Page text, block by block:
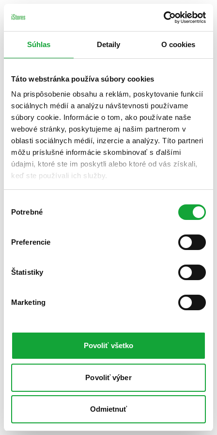
Súhlas Detaily O cookies
Táto webstránka používa súbory cookies
Na prispôsobenie obsahu a reklám, poskytovanie funkcií
sociálnych médií a analýzu návštevnosti používame
súbory cookie. Informácie o tom, ako používate naše
webové stránky, poskytujeme aj našim partnerom v
oblasti sociálnych médií, inzercie a analýzy. Títo partneri
môžu príslušné informácie skombinovať s ďalšími
údajmi, ktoré ste im poskytli alebo ktoré od vás získali,
keď ste používali ich služby.
súhlasu
Potrebné
Preferencie
Štatistiky
Marketing
Povoliť všetko
Povoliť výber
Odmietnuť